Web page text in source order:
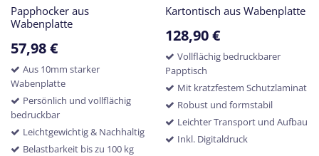
Papphocker aus
Wabenplatte
57,98€
Aus 10mm starker
Wabenplatte
Persönlich und vollflächig
bedruckbar
Leichtgewichtig & Nachhaltig
Belastbarkeit bis zu 100 kg
Kartontisch aus Wabenplatte
128,90€
Vollflächig bedruckbarer
Papptisch
Mit kratzfestem Schutzlaminat
Robust und formstabil
Leichter Transport und Aufbau
Inkl. Digitaldruck